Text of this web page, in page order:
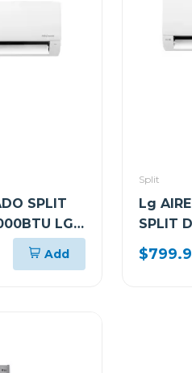
SPLIT
LG
VM182C
Add
Split
Lg
SPLIT
THINQ